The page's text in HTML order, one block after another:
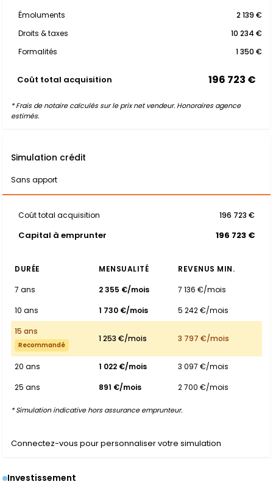
Émoluments
2 139 €
Droits & taxes
10 234 €
Formalités
1 350 €
Coût total acquisition 196 723 €
* Frais de notaire calculés sur le prix net vendeur. Honoraires agence
estimés.
Simulation crédit
Sans apport
Coût total acquisition 196 723 €
Capital à emprunter 196 723 €
DURÉE MENSUALITÉ
REVENUS MIN.
7 ans
2 355 €/mois
7 136 €/mois
10 ans
1 730 €/mois
5 242 €/mois
15 ans
Recommandé
1 253 €/mois 3 797 €/mois
20 ans 1 022 €/mois
3 097 €/mois
25 ans
891 €/mois 2 700 €/mois
* Simulation indicative hors assurance emprunteur.
Connectez-vous pour personnaliser votre simulation
Investissement